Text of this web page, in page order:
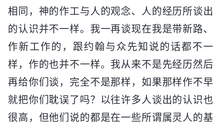
相同，神的作工与人的观念、人的经历所谈出
的认识并不一样。我一再谈现在我是带新路、
作新工作的，跟约翰与众先知说的话都不一
样，作的也并不一样。我从来不是先经历然后
再给你们谈，完全不是那样，如果那样作不早
就把你们耽误了吗？以往许多人谈出的认识也
很高，但他们说的都是在一些所谓属灵人的基